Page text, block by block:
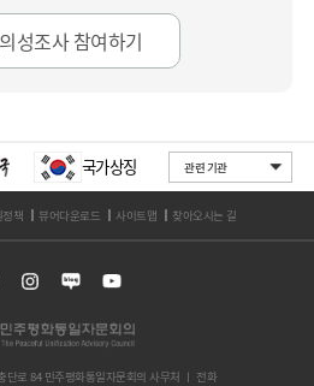
성조사 참여하기
국가상징
정책 뷰어다운로드 사이트맵 찾아오시는 길
단로 84 민주평화통일자문회의 사무처 ㅣ 전화